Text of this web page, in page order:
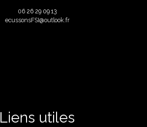
06 26 29 09 13
ecussonsFSI@outlook.fr
Liens utiles